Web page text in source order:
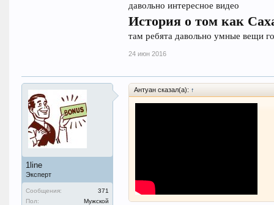
давольно интересное видео
История о том как
там ребята давольно умные вещи
24 июн 2016
1line
Эксперт
Сообщения:
371
Пол:
Мужской
Антуан сказал(а): ↑
давольно интересное видео